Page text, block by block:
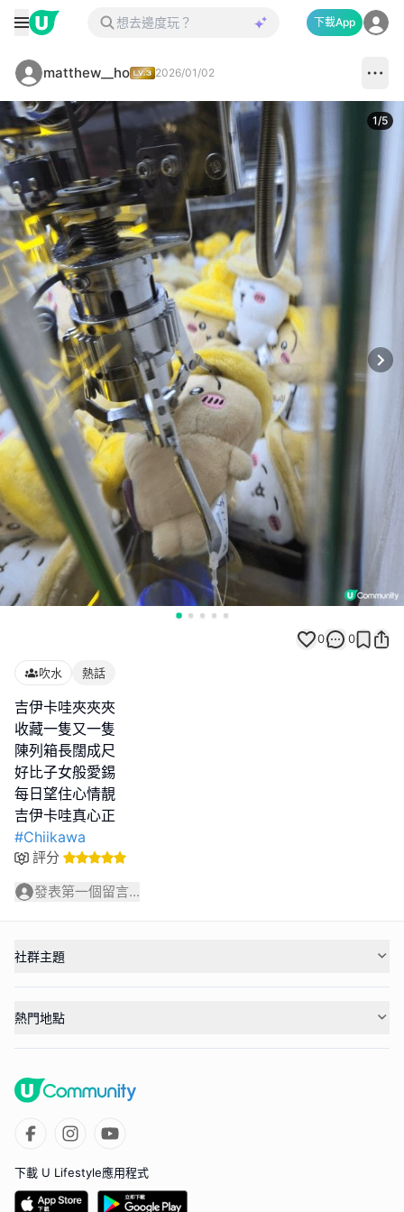
下載App
matthew__ho 2026/01/02
1/5
0 0
吹水 熱話
吉伊卡哇夾夾夾
收藏一隻又一隻
陳列箱長闊成尺
好比子女般愛錫
每日望住心情靚
#Chiikawa
評分
發表第一個留言...
社群主題
熱門地點
下載 U Lifestyle應用程式